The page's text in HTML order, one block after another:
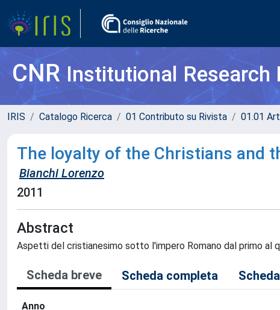
CNRInstitutional
IRIS Catalogo Ricerca 01 Contributo su Rivista 01.01
The loyalty of the Christians and
Bianchi Lorenzo
2011
Abstract
Aspetti del cristianesimo sotto l'impero Romano dal primo al
Scheda breve Scheda completa
Anno